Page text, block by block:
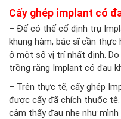
Cấy ghép implant có
– Để có thể cố định trụ
khung hàm, bác sĩ cần
ở một số vị trí nhất định. Do
trồng răng Implant có đau
– Trên thực tế, cấy ghép
được cấy đã chích thuốc
cảm thấy đau nhẹ như mình